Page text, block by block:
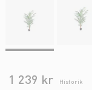
1 239 kr Historik